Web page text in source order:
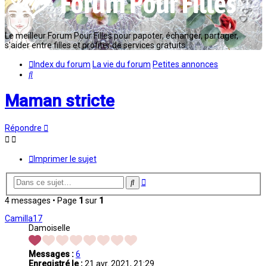
Le meilleur Forum Pour Filles pour papoter, échanger, partager,
s'aider entre filles et profiter de services gratuits...
Index du forum La vie du forum Petites annonces
Rechercher
Maman stricte
Répondre
Imprimer le sujet
Rechercher
Recherche
4 messages • Page 1 sur 1
Camilla17
Damoiselle
Messages :6
Enregistré le :21 avr. 2021, 21:29